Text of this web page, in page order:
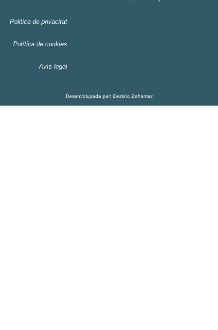
Politica de privacitat
Política de cookies
Avís legal
Desenvolupada per: Destino Bahamas